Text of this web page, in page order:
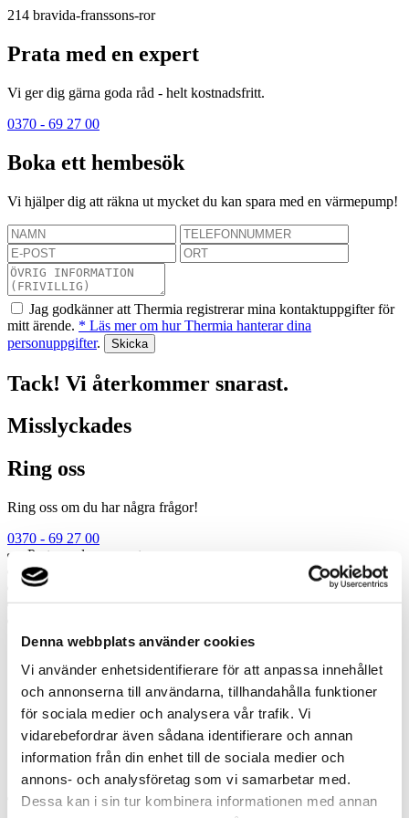
Denna webbplats använder cookies
Vi använder enhetsidentifierare för att anpassa innehållet
och annonserna till användarna, tillhandahålla funktioner
för sociala medier och analysera vår trafik. Vi
vidarebefordrar även sådana identifierare och annan
information från din enhet till de sociala medier och
annons- och analysföretag som vi samarbetar med.
Dessa kan i sin tur kombinera informationen med annan
214 bravida-franssons-ror
Prata med en expert
Vi ger dig gärna goda råd - helt kostnadsfritt.
0370 - 69 27 00
Boka ett hembesök
Vi hjälper dig att räkna ut mycket du kan spara med en värmepump!
Jag godkänner att Thermia registrerar mina kontaktuppgifter för
mitt ärende. * Läs mer om hur Thermia hanterar dina
personuppgifter.
Tack! Vi återkommer snarast.
Misslyckades
Ring oss
Ring oss om du har några frågor!
0370 - 69 27 00
Prata med en expert
Begär offert
Kontakta mig
Boka hembesök
Prata med en expert
Kontakta mig
Boka hembesök
Ring oss
Kontakt